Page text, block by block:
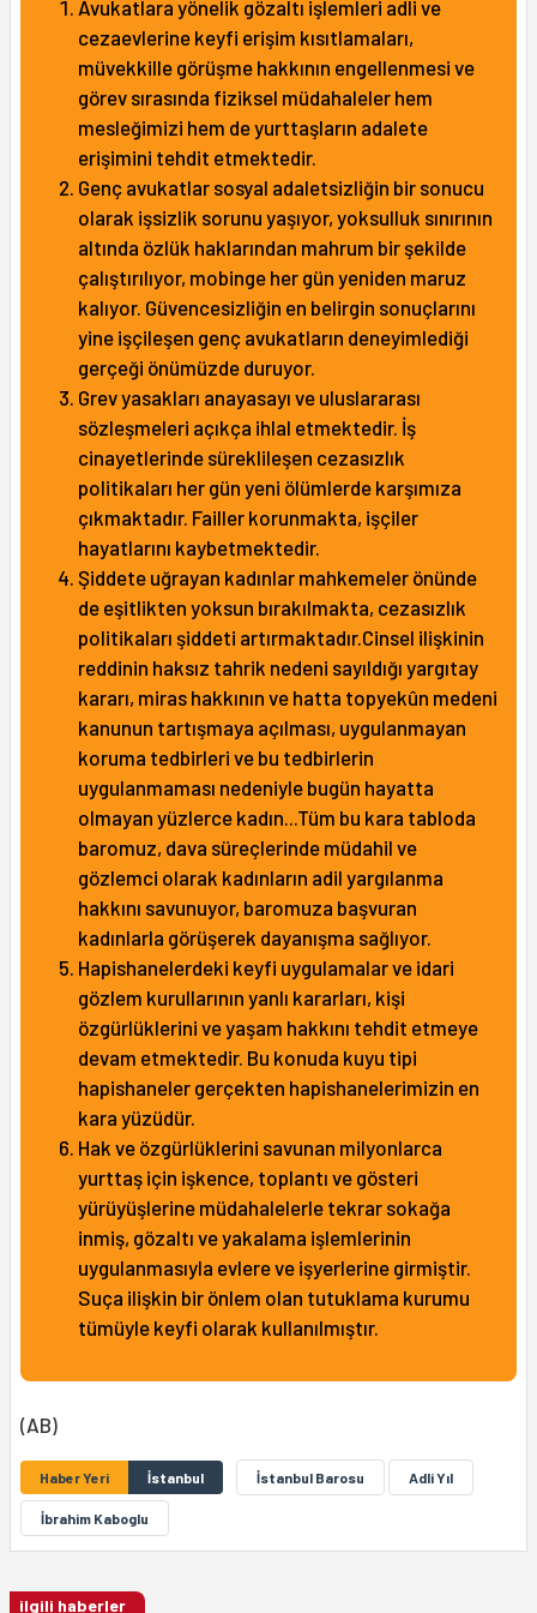
Avukatlara yönelik gözaltı işlemleri adli ve
cezaevlerine keyfi erişim kısıtlamaları,
müvekkille görüşme hakkının engellenmesi ve
görev sırasında fiziksel müdahaleler hem
mesleğimizi hem de yurttaşların adalete
erişimini tehdit etmektedir.
Genç avukatlar sosyal adaletsizliğin bir sonucu
olarak işsizlik sorunu yaşıyor, yoksulluk sınırının
altında özlük haklarından mahrum bir şekilde
çalıştırılıyor, mobinge her gün yeniden maruz
kalıyor. Güvencesizliğin en belirgin sonuçlarını
yine işçileşen genç avukatların deneyimlediği
gerçeği önümüzde duruyor.
Grev yasakları anayasayı ve uluslararası
sözleşmeleri açıkça ihlal etmektedir. İş
cinayetlerinde süreklileşen cezasızlık
politikaları her gün yeni ölümlerde karşımıza
çıkmaktadır. Failler korunmakta, işçiler
hayatlarını kaybetmektedir.
Şiddete uğrayan kadınlar mahkemeler önünde
de eşitlikten yoksun bırakılmakta, cezasızlık
politikaları şiddeti artırmaktadır.Cinsel ilişkinin
reddinin haksız tahrik nedeni sayıldığı yargıtay
kararı, miras hakkının ve hatta topyekûn medeni
kanunun tartışmaya açılması, uygulanmayan
koruma tedbirleri ve bu tedbirlerin
uygulanmaması nedeniyle bugün hayatta
olmayan yüzlerce kadın...Tüm bu kara tabloda
baromuz, dava süreçlerinde müdahil ve
gözlemci olarak kadınların adil yargılanma
hakkını savunuyor, baromuza başvuran
kadınlarla görüşerek dayanışma sağlıyor.
Hapishanelerdeki keyfi uygulamalar ve idari
gözlem kurullarının yanlı kararları, kişi
özgürlüklerini ve yaşam hakkını tehdit etmeye
devam etmektedir. Bu konuda kuyu tipi
hapishaneler gerçekten hapishanelerimizin en
kara yüzüdür.
Hak ve özgürlüklerini savunan milyonlarca
yurttaş için işkence, toplantı ve gösteri
yürüyüşlerine müdahalelerle tekrar sokağa
inmiş, gözaltı ve yakalama işlemlerinin
uygulanmasıyla evlere ve işyerlerine girmiştir.
Suça ilişkin bir önlem olan tutuklama kurumu
tümüyle keyfi olarak kullanılmıştır.
(AB)
Haber Yeri İstanbul İstanbul Barosu Adli Yıl
İbrahim Kaboglu
ilgili haberler